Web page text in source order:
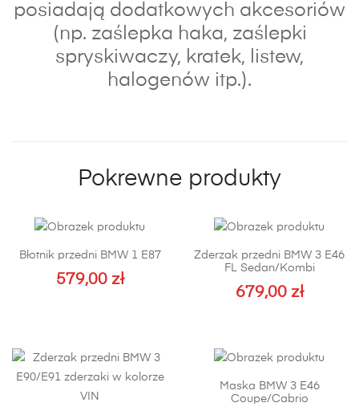
posiadają dodatkowych akcesoriów
(np. zaślepka haka, zaślepki
spryskiwaczy, kratek, listew,
halogenów itp.).
Pokrewne produkty
Błotnik przedni BMW 1 E87
579,00 zł
wiele
wariantów.
Opcje
Zderzak przedni BMW 3 E46
FL Sedan/Kombi
679,00 zł
Maska BMW 3 E46
Coupe/Cabrio